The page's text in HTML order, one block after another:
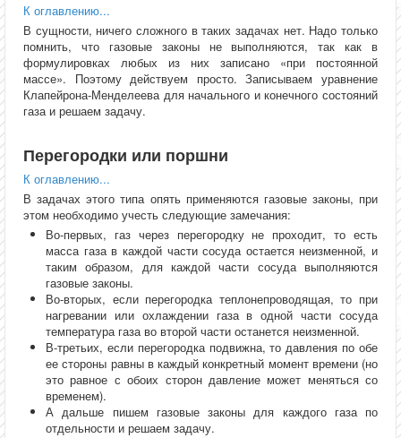
К оглавлению...
В сущности, ничего сложного в таких задачах нет. Надо только
помнить, что газовые законы не выполняются, так как в
формулировках любых из них записано «при постоянной
массе». Поэтому действуем просто. Записываем уравнение
Клапейрона-Менделеева для начального и конечного состояний
газа и решаем задачу.
Перегородки или поршни
К оглавлению...
В задачах этого типа опять применяются газовые законы, при
этом необходимо учесть следующие замечания:
Во-первых, газ через перегородку не проходит, то есть
масса газа в каждой части сосуда остается неизменной, и
таким образом, для каждой части сосуда выполняются
газовые законы.
Во-вторых, если перегородка теплонепроводящая, то при
нагревании или охлаждении газа в одной части сосуда
температура газа во второй части останется неизменной.
В-третьих, если перегородка подвижна, то давления по обе
ее стороны равны в каждый конкретный момент времени (но
это равное с обоих сторон давление может меняться со
временем).
А дальше пишем газовые законы для каждого газа по
отдельности и решаем задачу.